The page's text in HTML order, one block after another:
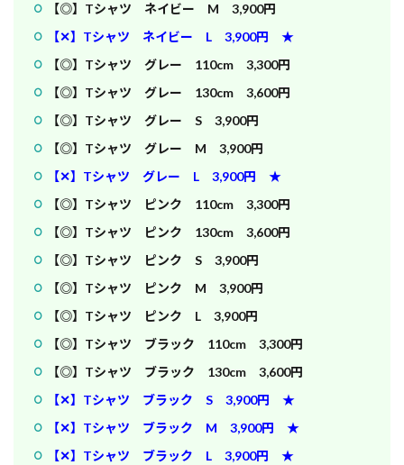
【◎】Tシャツ ネイビー M 3,900円
【✕】Tシャツ ネイビー L 3,900円 ★
【◎】Tシャツ グレー 110cm 3,300円
【◎】Tシャツ グレー 130cm 3,600円
【◎】Tシャツ グレー S 3,900円
【◎】Tシャツ グレー M 3,900円
【✕】Tシャツ グレー L 3,900円 ★
【◎】Tシャツ ピンク 110cm 3,300円
【◎】Tシャツ ピンク 130cm 3,600円
【◎】Tシャツ ピンク S 3,900円
【◎】Tシャツ ピンク M 3,900円
【◎】Tシャツ ピンク L 3,900円
【◎】Tシャツ ブラック 110cm 3,300円
【◎】Tシャツ ブラック 130cm 3,600円
【✕】Tシャツ ブラック S 3,900円 ★
【✕】Tシャツ ブラック M 3,900円 ★
【✕】Tシャツ ブラック L 3,900円 ★